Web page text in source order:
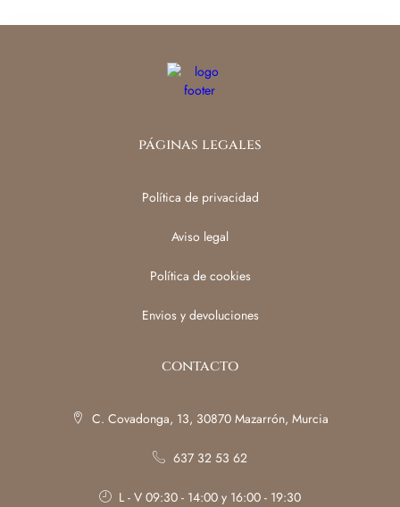
páginas legales
Política de privacidad
Aviso legal
Política de cookies
Envios y devoluciones
contacto
C. Covadonga, 13, 30870 Mazarrón, Murcia
637 32 53 62
L - V 09:30 - 14:00 y 16:00 - 19:30